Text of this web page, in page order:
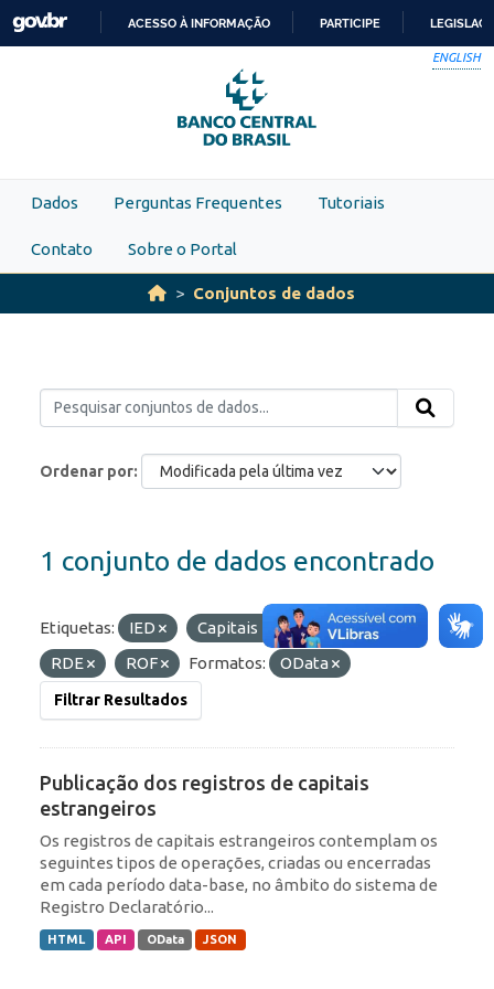
Skip to main content
PARA
O
CONTEÚDO
ACESSO À INFORMAÇÃO PARTICIPE
ENGLISH
Dados Perguntas Frequentes Tutoriais
Contato Sobre o Portal
Conjuntos de dados
Ordenar por
1 conjunto de dados encontrado
Etiquetas: IED
Capitais Estrangeiros
RDE
ROF Formatos: OData
Filtrar Resultados
Publicação dos registros de capitais
estrangeiros
Os registros de capitais estrangeiros contemplam os
seguintes tipos de operações, criadas ou encerradas
em cada período data-base, no âmbito do sistema de
Registro Declaratório...
HTML API OData JSON